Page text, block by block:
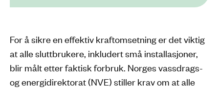
For å sikre en effektiv kraftomsetning er det viktig
at alle sluttbrukere, inkludert små installasjoner,
blir målt etter faktisk forbruk. Norges vassdrags-
og energidirektorat (NVE) stiller krav om at alle